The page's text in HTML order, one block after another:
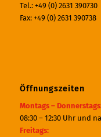
Tel.: +49 (0) 2631 390730
Fax: +49 (0) 2631 390738
Öffnungszeiten
Montags –
08:30 – 12:30 Uhr und
Freitags: